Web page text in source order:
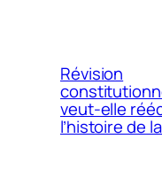
Révision
veut-elle
l’histoire de